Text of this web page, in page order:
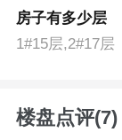
房子有多少层
1#15层,2#17层
楼盘点评(7)